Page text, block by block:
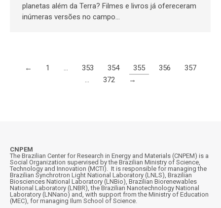
planetas além da Terra? Filmes e livros já ofereceram
inúmeras versões no campo…
← 1 … 353 354 355 356
357
…
372 →
CNPEM
The Brazilian Center for Research in Energy and Materials (CNPEM) is a
Social Organization supervised by the Brazilian Ministry of Science,
Technology and Innovation (MCTI). It is responsible for managing the
Brazilian Synchrotron Light National Laboratory (LNLS), Brazilian
Biosciences National Laboratory (LNBio), Brazilian Biorenewables
National Laboratory (LNBR), the Brazilian Nanotechnology National
Laboratory (LNNano) and, with support from the Ministry of Education
(MEC), for managing Ilum School of Science.